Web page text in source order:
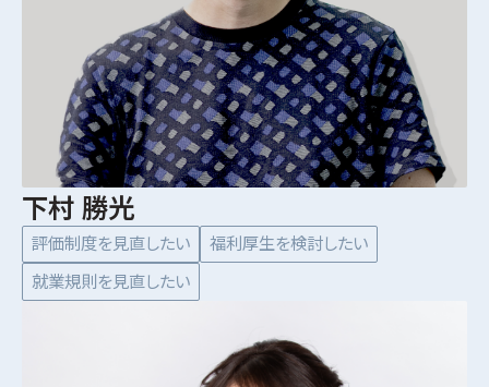
下村 勝光
評価制度を見直したい
福利厚生を検討したい
就業規則を見直したい